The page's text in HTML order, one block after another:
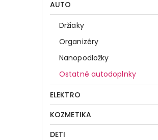
AUTO
Držiaky
Organizéry
Nanopodložky
Ostatné autodoplnky
ELEKTRO
KOZMETIKA
DETI